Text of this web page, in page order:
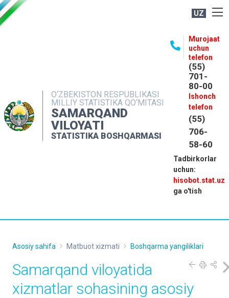
UZ
O‘ZBEKISTON RESPUBLIKASI
MILLIY STATISTIKA QO‘MITASI
SAMARQAND
VILOYATI
STATISTIKA BOSHQARMASI
Murojaat
uchun
telefon
(55)
701-
80-00
Ishonch
telefon
(55)
706-
58-60
Tadbirkorlar
uchun:
hisobot.stat.uz
ga o'tish
MATBUOT XIZMATI
MUROJAATLAR
KONTAKTLAR
Asosiy sahifa Matbuot xizmati Boshqarma yangiliklari
Samarqand viloyatida
xizmatlar sohasining asosiy